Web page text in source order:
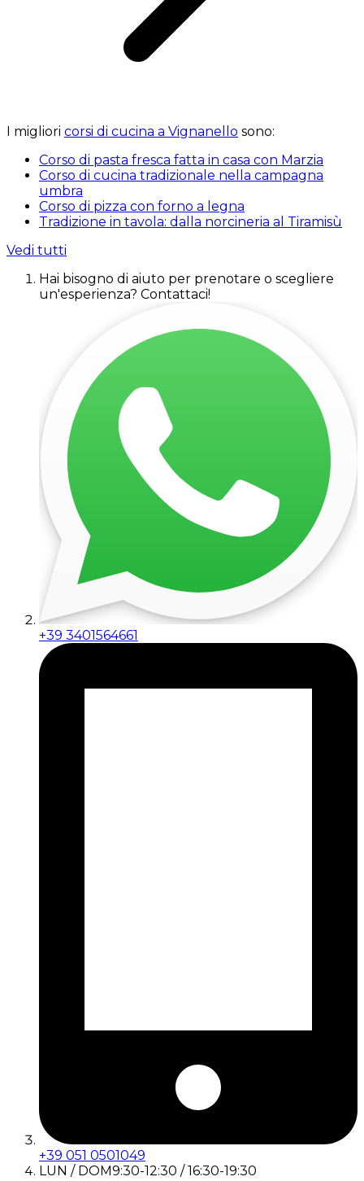
I migliori corsi di cucina a Vignanello sono:
Corso di pasta fresca fatta in casa con Marzia
Corso di cucina tradizionale nella campagna
umbra
Corso di pizza con forno a legna
Tradizione in tavola: dalla norcineria al Tiramisù
Vedi tutti
Hai bisogno di aiuto per prenotare o scegliere
un'esperienza? Contattaci!
+39 3401564661
+39 051 0501049
LUN / DOM9:30-12:30 / 16:30-19:30